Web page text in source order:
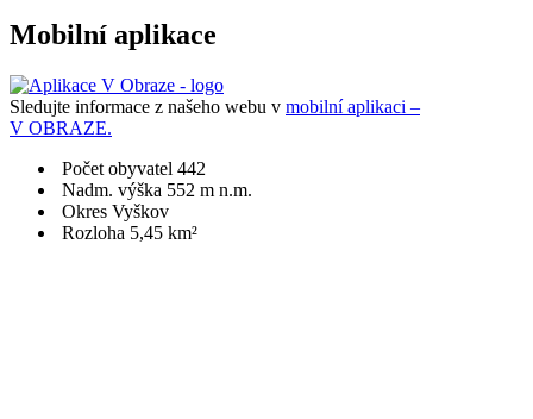
Mobilní aplikace
Sledujte informace z našeho webu v mobilní aplikaci –
V OBRAZE.
Počet obyvatel 442
Nadm. výška 552 m n.m.
Okres Vyškov
Rozloha 5,45 km²